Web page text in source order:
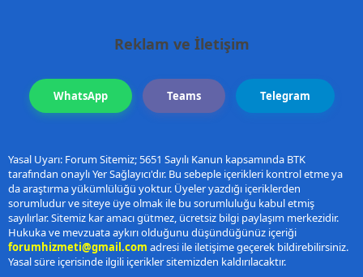
Reklam ve İletişim
WhatsApp Teams Telegram
Yasal Uyarı: Forum Sitemiz; 5651 Sayılı Kanun kapsamında BTK
tarafından onaylı Yer Sağlayıcı'dır. Bu sebeple içerikleri kontrol etme ya
da araştırma yükümlülüğü yoktur. Üyeler yazdığı içeriklerden
sorumludur ve siteye üye olmak ile bu sorumluluğu kabul etmiş
sayılırlar. Sitemiz kar amacı gütmez, ücretsiz bilgi paylaşım merkezidir.
Hukuka ve mevzuata aykırı olduğunu düşündüğünüz içeriği
forumhizmeti@gmail.com adresi ile iletişime geçerek bildirebilirsiniz.
Yasal süre içerisinde ilgili içerikler sitemizden kaldırılacaktır.